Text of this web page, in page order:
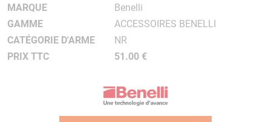
MARQUE
Benelli
GAMME
ACCESSOIRES BENELLI
CATÉGORIE D'ARME
NR
PRIX TTC
51.00 €